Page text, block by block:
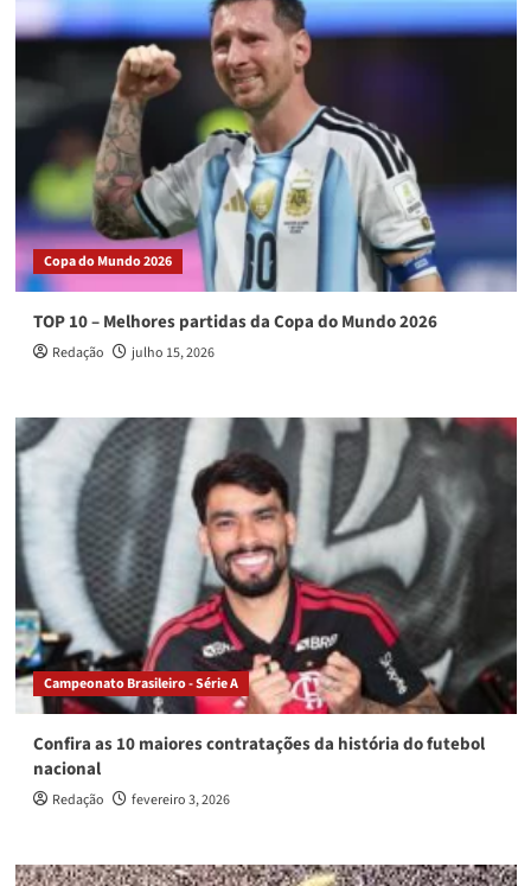
Copa do Mundo 2026
TOP 10 – Melhores partidas da Copa do Mundo 2026
Redação julho 15, 2026
Campeonato Brasileiro - Série A
Confira as 10 maiores contratações da história do futebol
nacional
Redação fevereiro 3, 2026